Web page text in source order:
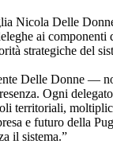
Nicola Delle
ai
strategiche del
Delle Donne —
Ogni
territoriali,
e futuro della
il sistema.”